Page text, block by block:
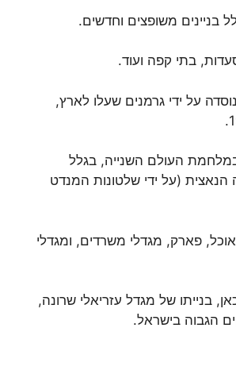
בניינים משופצים וחדשים.
בתי קפה ועוד.
על ידי גרמנים שעלו לארץ,
העולם השנייה, בגלל
(על ידי שלטונות המנדט
פארק, מגדלי משרדים, ומגדלי
בנייתו של מגדל עזריאלי שרונה,
הגבוה בישראל.